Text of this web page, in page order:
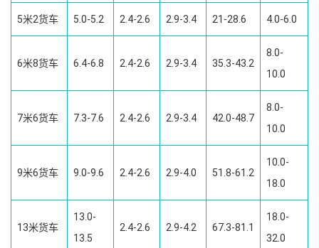
5米2货车 5.0-5.2 2.4-2.6 2.9-3.4 21-28.6 4.0-6.0
6米8货车 6.4-6.8 2.4-2.6 2.9-3.4 35.3-43.2
8.0-
10.0
7米6货车 7.3-7.6 2.4-2.6 2.9-3.4 42.0-48.7
8.0-
10.0
9米6货车 9.0-9.6 2.4-2.6 2.9-4.0 51.8-61.2
10.0-
18.0
13米货车
13.0-
13.5
2.4-2.6 2.9-4.2 67.3-81.1
18.0-
32.0